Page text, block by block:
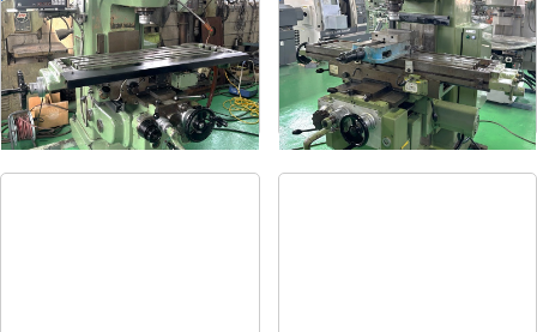
メーカー 平岡工業
形 式MS-V
年 式1993
メーカー 大隈豊和
形 式STM-2V
年 式1990